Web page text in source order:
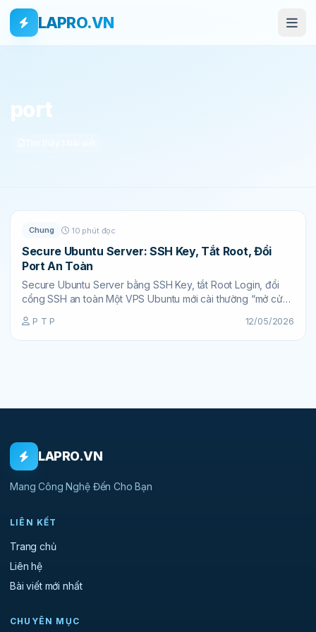
Skip to main content
Bỏ qua tới nội dung
LAPRO.VN
port
Chung 10 phút đọc
Secure Ubuntu Server: SSH Key, Tắt Root, Đổi
Port An Toàn
Secure Ubuntu Server bằng SSH Key, tắt Root Login, đổi
cổng SSH an toàn Một VPS Ubuntu mới cài thường “mở cửa”
P T P 12/05/2026
LAPRO.VN
Mang Công Nghệ Đến Cho Bạn
LIÊN KẾT
Trang chủ
Liên hệ
Bài viết mới nhất
CHUYÊN MỤC